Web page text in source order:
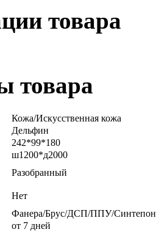
товара
товара
Кожа/Искусственная кожа
Дельфин
242*99*180
ш1200*д2000
Разобранный
Нет
Фанера/Брус/ДСП/ППУ/
от 7 дней